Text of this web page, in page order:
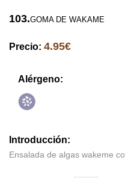
103.GOMA DE WAKAME
Precio: 4.95€
Alérgeno:
Introducción:
Ensalada de algas wakeme